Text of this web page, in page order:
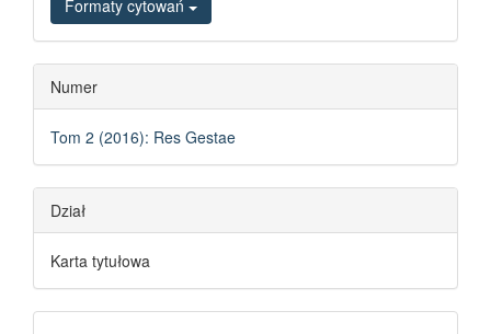
Formaty cytowań
Numer
Tom 2 (2016): Res Gestae
Dział
Karta tytułowa